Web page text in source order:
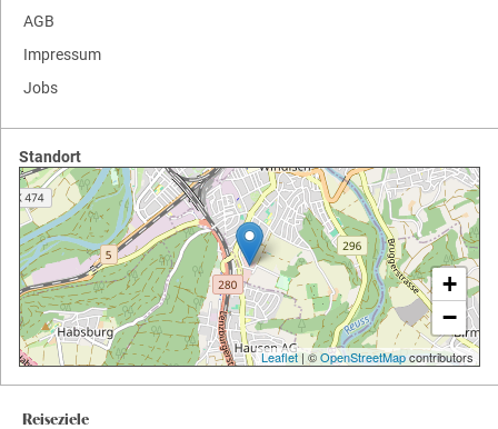
AGB
Impressum
Jobs
Standort
+
−
Leaflet| ©OpenStreetMapcontributors
Reiseziele